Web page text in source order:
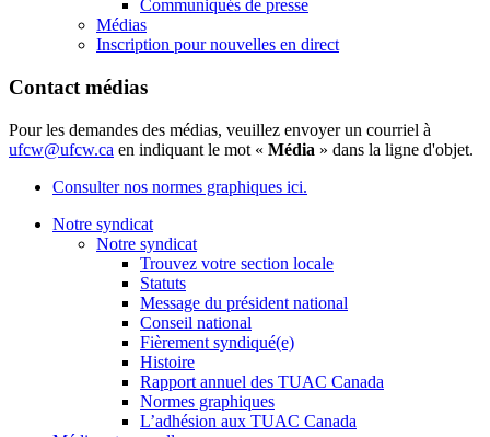
Communiqués de presse
Médias
Inscription pour nouvelles en direct
Contact médias
Pour les demandes des médias, veuillez envoyer un courriel à
ufcw@ufcw.ca en indiquant le mot « Média » dans la ligne d'objet.
Consulter nos normes graphiques ici.
Notre syndicat
Notre syndicat
Trouvez votre section locale
Statuts
Message du président national
Conseil national
Fièrement syndiqué(e)
Histoire
Rapport annuel des TUAC Canada
Normes graphiques
L’adhésion aux TUAC Canada